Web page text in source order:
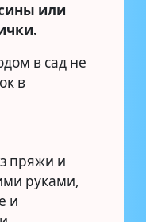
или
в сад не
в
пряжи и
руками,
и